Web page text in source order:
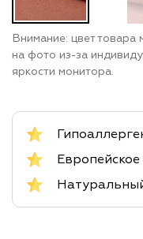
Внимание: цвет товара
на фото из-за
яркости монитора.
Европейское